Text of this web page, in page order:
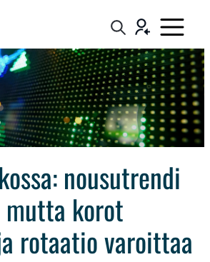
nousutrendi
mutta korot
rotaatio varoittaa